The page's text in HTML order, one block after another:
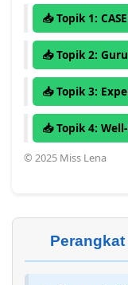
📥 Topik 1:
📥 Topik 2:
📥 Topik 3:
📥 Topik 4:
© 2025 Miss Lena